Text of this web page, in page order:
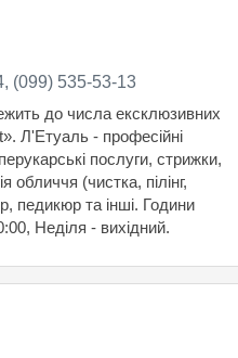
(099) 535-53-13
до числа ексклюзивних
Л'Етуаль - професійні
послуги, стрижки,
обличчя (чистка, пілінг,
педикюр та інші. Години
Неділя - вихідний.